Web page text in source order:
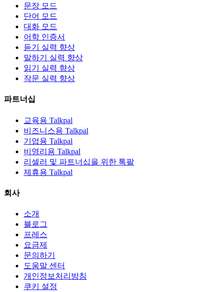
문장 모드
단어 모드
대화 모드
어학 인증서
듣기 실력 향상
말하기 실력 향상
읽기 실력 향상
작문 실력 향상
파트너십
교육용 Talkpal
비즈니스용 Talkpal
기업용 Talkpal
비영리용 Talkpal
리셀러 및 파트너십을 위한 톡팔
제휴용 Talkpal
회사
소개
블로그
프레스
요금제
문의하기
도움말 센터
개인정보처리방침
쿠키 설정